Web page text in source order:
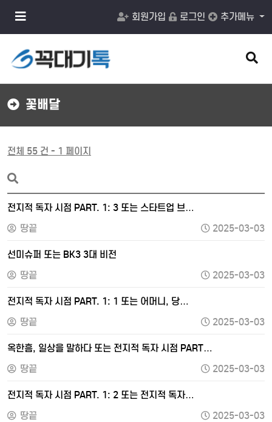
메
튼
회원가입 로그인 추가메뉴
검
색
버
꽃배달
전체 55 건 - 1 페이지
전지적 독자 시점 PART. 1: 3 또는 스타트업 브…
땅끝
2025-03-03
선미슈퍼 또는 BK3 3대 비전
땅끝
2025-03-03
전지적 독자 시점 PART. 1: 1 또는 어머니, 당…
땅끝
2025-03-03
옥한흠, 일상을 말하다 또는 전지적 독자 시점 PART…
땅끝
2025-03-03
전지적 독자 시점 PART. 1: 2 또는 전지적 독자…
땅끝
2025-03-03